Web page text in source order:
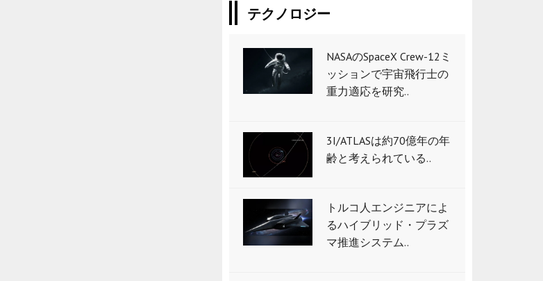
テクノロジー
NASAのSpaceX Crew-12ミ
ッションで宇宙飛行士の
重力適応を研究..
3I/ATLASは約70億年の年
齢と考えられている..
トルコ人エンジニアによ
るハイブリッド・プラズ
マ推進システム..